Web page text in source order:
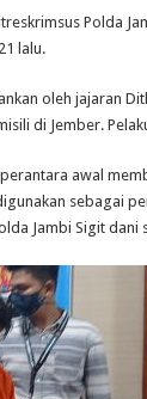
Polda
lalu.
oleh jajaran
di Jember.
awal
sebagai
Jambi Sigit dani